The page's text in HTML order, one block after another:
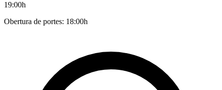
19:00h
Obertura de portes: 18:00h